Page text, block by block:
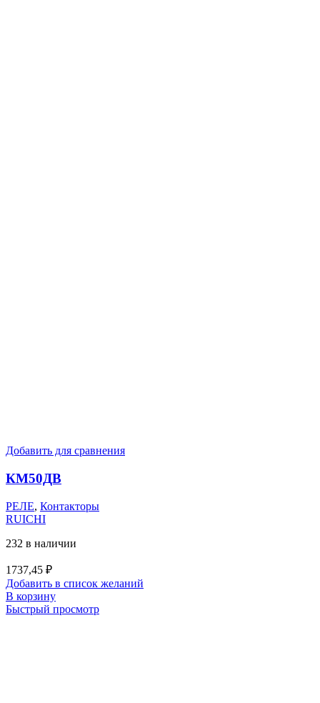
Добавить для сравнения
КМ50ДВ
РЕЛЕ, Контакторы
RUICHI
232 в наличии
1737,45 ₽
Добавить в список желаний
В корзину
Быстрый просмотр